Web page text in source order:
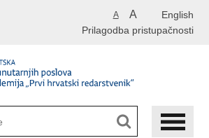
English
A A
Prilagodba pristupačnosti